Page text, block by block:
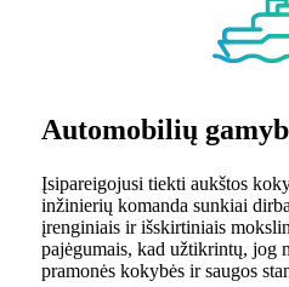
Automobilių
Įsipareigojusi tiekti aukštos
inžinierių komanda sunkiai
įrenginiais ir išskirtiniais
pajėgumais, kad užtikrintų, jog
pramonės kokybės ir saugos